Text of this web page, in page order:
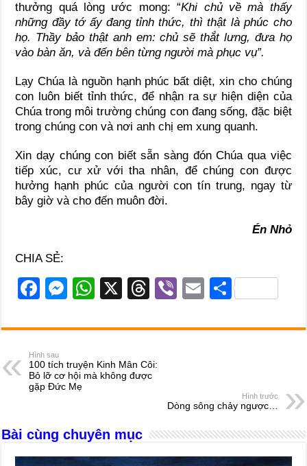
thưởng quá lòng ước mong: “Khi chủ về mà thấy
những đầy tớ ấy đang tỉnh thức, thì thật là phúc cho
họ. Thầy bảo thật anh em: chủ sẽ thắt lưng, đưa họ
vào bàn ăn, và đến bên từng người mà phục vụ”.
Lạy Chúa là nguồn hạnh phúc bất diệt, xin cho chúng
con luôn biết tỉnh thức, để nhận ra sự hiện diện của
Chúa trong môi trường chúng con đang sống, đặc biệt
trong chúng con và nơi anh chị em xung quanh.
Xin dạy chúng con biết sẵn sàng đón Chúa qua việc
tiếp xúc, cư xử với tha nhân, để chúng con được
hưởng hạnh phúc của người con tín trung, ngay từ
bây giờ và cho đến muôn đời.
Én Nhỏ
CHIA SẺ:
F
c
e
b
o
k
M
ss
n
g
W
at
s
A
X
T
e
a
d
Vi
er
E
ail
S
ar
Hình sau
100 tích truyện Kinh Mân Côi:
Bỏ lỡ cơ hội mà không được
gặp Đức Mẹ
Hình trước
Dòng sông chảy ngược…
Bài cùng chuyên mục